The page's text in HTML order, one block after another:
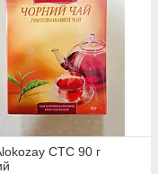
CTC 90 г